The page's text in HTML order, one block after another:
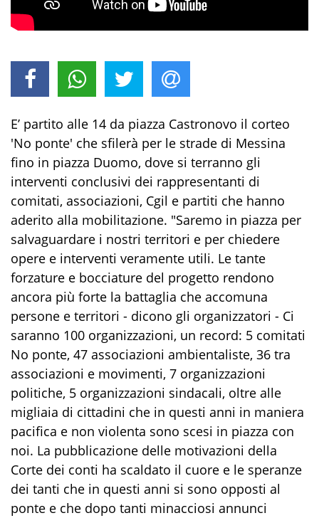
E’ partito alle 14 da piazza Castronovo il corteo
'No ponte' che sfilerà per le strade di Messina
fino in piazza Duomo, dove si terranno gli
interventi conclusivi dei rappresentanti di
comitati, associazioni, Cgil e partiti che hanno
aderito alla mobilitazione. "Saremo in piazza per
salvaguardare i nostri territori e per chiedere
opere e interventi veramente utili. Le tante
forzature e bocciature del progetto rendono
ancora più forte la battaglia che accomuna
persone e territori - dicono gli organizzatori - Ci
saranno 100 organizzazioni, un record: 5 comitati
No ponte, 47 associazioni ambientaliste, 36 tra
associazioni e movimenti, 7 organizzazioni
politiche, 5 organizzazioni sindacali, oltre alle
migliaia di cittadini che in questi anni in maniera
pacifica e non violenta sono scesi in piazza con
noi. La pubblicazione delle motivazioni della
Corte dei conti ha scaldato il cuore e le speranze
dei tanti che in questi anni si sono opposti al
ponte e che dopo tanti minacciosi annunci